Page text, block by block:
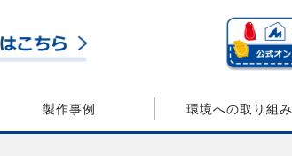
製作事例 環境への取り組み